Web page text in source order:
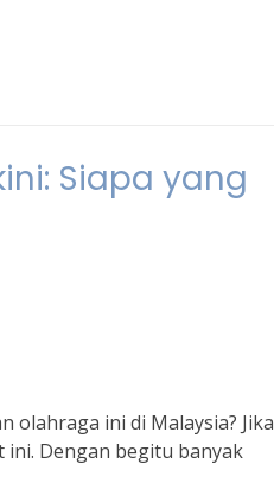
Siapa yang
olahraga ini di Malaysia? Jika
ini. Dengan begitu banyak